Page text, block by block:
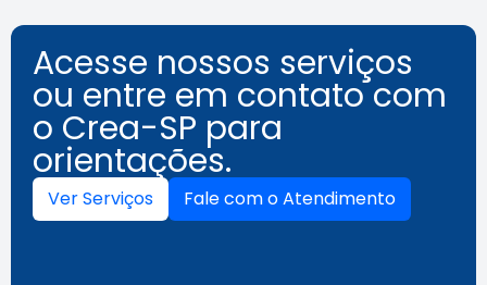
Acesse nossos serviços
ou entre em contato com
o Crea-SP para
orientações.
Ver Serviços Fale com o Atendimento